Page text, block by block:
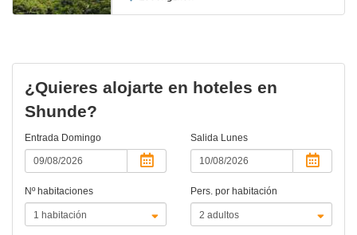
¿Quieres alojarte en hoteles en
Shunde?
Entrada Domingo Salida Lunes
Nº habitaciones Pers. por habitación